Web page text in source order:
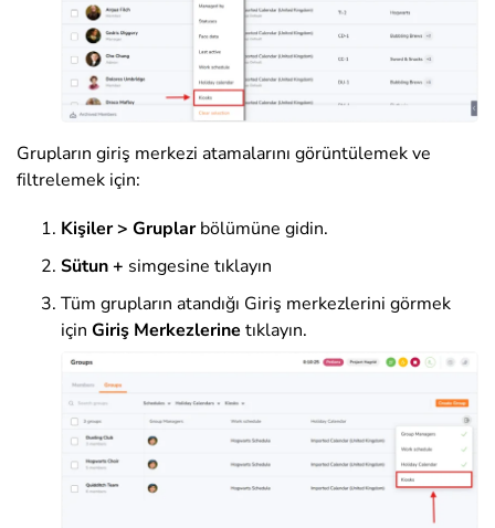
Grupların giriş merkezi atamalarını görüntülemek ve
filtrelemek için:
Kişiler > Gruplarbölümüne gidin.
Sütun + simgesine tıklayın
Tüm grupların atandığı Giriş merkezlerini görmek
için Giriş Merkezlerine tıklayın.